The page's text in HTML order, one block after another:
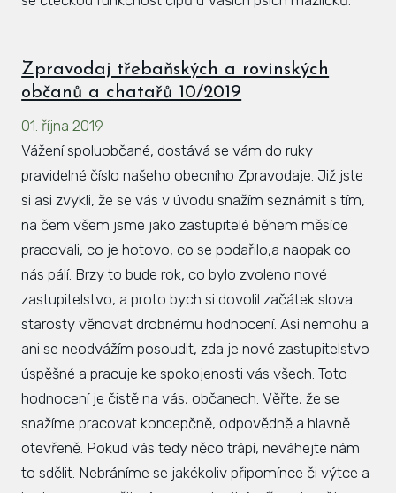
Zpravodaj třebaňských a rovinských
občanů a chatařů 10/2019
01. října 2019
Vážení spoluobčané, dostává se vám do ruky
pravidelné číslo našeho obecního Zpravodaje. Již jste
si asi zvykli, že se vás v úvodu snažím seznámit s tím,
na čem všem jsme jako zastupitelé během měsíce
pracovali, co je hotovo, co se podařilo,a naopak co
nás pálí. Brzy to bude rok, co bylo zvoleno nové
zastupitelstvo, a proto bych si dovolil začátek slova
starosty věnovat drobnému hodnocení. Asi nemohu a
ani se neodvážím posoudit, zda je nové zastupitelstvo
úspěšné a pracuje ke spokojenosti vás všech. Toto
hodnocení je čistě na vás, občanech. Věřte, že se
snažíme pracovat koncepčně, odpovědně a hlavně
otevřeně. Pokud vás tedy něco trápí, neváhejte nám
to sdělit. Nebráníme se jakékoliv připomínce či výtce a